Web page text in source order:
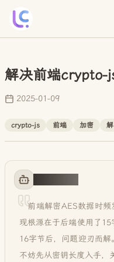
解决前端crypto-
2025-01-09
crypto-js 前端 加密
前端解密AES数据时频
现根源在于后端使用了
16字节后，问题迎刃而解
不妨先从密钥长度入手，